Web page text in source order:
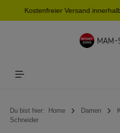
springen
Kostenfreier Versand
Du bist hier: Home Damen
Schneider